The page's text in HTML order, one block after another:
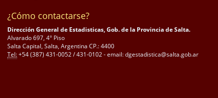
¿Cómo contactarse?
Dirección General de Estadisticas, Gob. de la Provincia de Salta.
Alvarado 697, 4° Piso
Salta Capital, Salta, Argentina CP.: 4400
Tel:+54 (387) 431-0052 / 431-0102 - email: dgestadistica@salta.gob.ar